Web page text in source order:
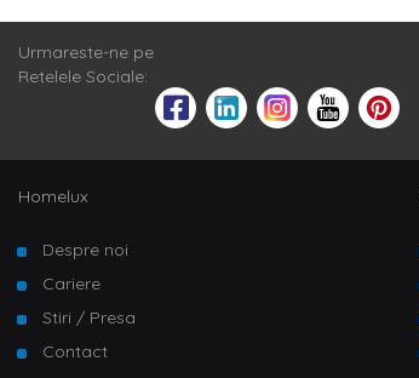
Urmareste-ne pe
Retelele Sociale:
Homelux
Despre noi
Cariere
Stiri / Presa
Contact